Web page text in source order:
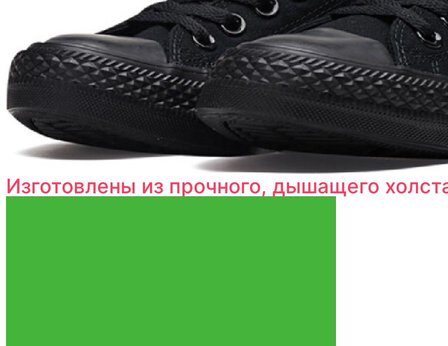
Изготовлены из прочного, дышащего